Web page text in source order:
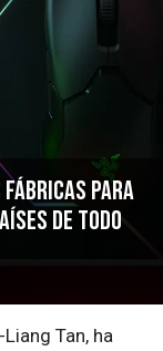
fábricas para
de todo
Tan, ha